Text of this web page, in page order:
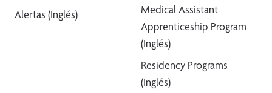
Alertas (Inglés)
Medical Assistant
Apprenticeship Program
(Inglés)
Residency Programs
(Inglés)